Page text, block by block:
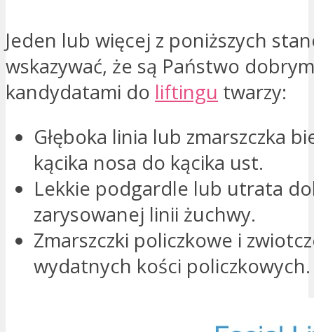
Jeden lub więcej z poniższych
wskazywać, że są Państwo
kandydatami do liftingu twarzy:
Głęboka linia lub zmarszczka
kącika nosa do kącika ust.
Lekkie podgardle lub utrata
zarysowanej linii żuchwy.
Zmarszczki policzkowe i
wydatnych kości policzkowych.